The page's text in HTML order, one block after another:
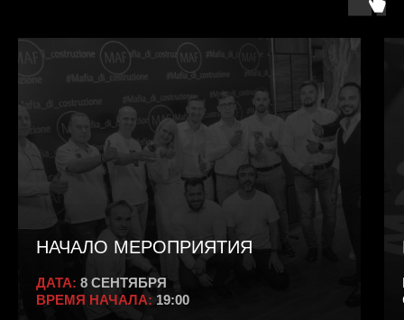
НАЧАЛО МЕРОПРИЯТИЯ
ДАТА: 8 СЕНТЯБРЯ
ВРЕМЯ НАЧАЛА: 19:00